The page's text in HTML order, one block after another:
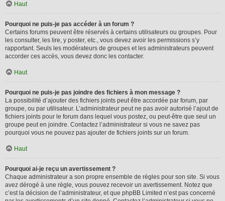
Haut
Pourquoi ne puis-je pas accéder à un forum ?
Certains forums peuvent être réservés à certains utilisateurs ou groupes. Pour
les consulter, les lire, y poster, etc., vous devez avoir les permissions s’y
rapportant. Seuls les modérateurs de groupes et les administrateurs peuvent
accorder ces accès, vous devez donc les contacter.
Haut
Pourquoi ne puis-je pas joindre des fichiers à mon message ?
La possibilité d’ajouter des fichiers joints peut être accordée par forum, par
groupe, ou par utilisateur. L’administrateur peut ne pas avoir autorisé l’ajout de
fichiers joints pour le forum dans lequel vous postez, ou peut-être que seul un
groupe peut en joindre. Contactez l’administrateur si vous ne savez pas
pourquoi vous ne pouvez pas ajouter de fichiers joints sur un forum.
Haut
Pourquoi ai-je reçu un avertissement ?
Chaque administrateur a son propre ensemble de règles pour son site. Si vous
avez dérogé à une règle, vous pouvez recevoir un avertissement. Notez que
c’est la décision de l’administrateur, et que phpBB Limited n’est pas concerné